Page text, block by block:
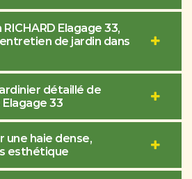
Elagage 33,
de jardin dans
détaillé de
Elagage 33
une haie dense,
esthétique